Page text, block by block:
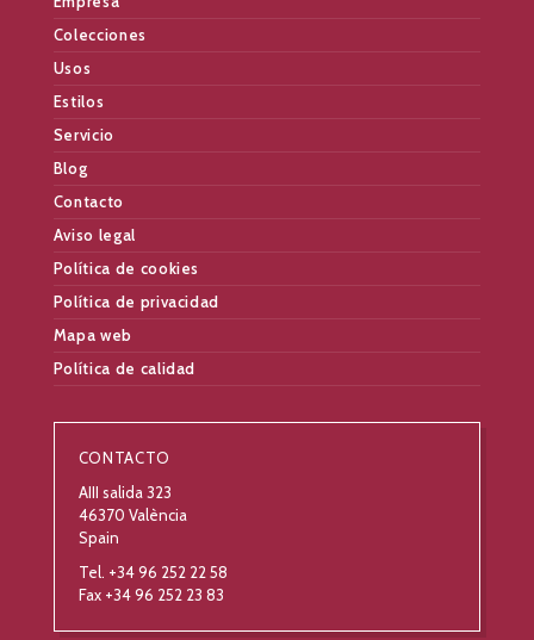
Colecciones
Usos
Estilos
Servicio
Blog
Contacto
Aviso legal
Política de cookies
Política de privacidad
Mapa web
Política de calidad
CONTACTO
AIII salida 323
46370 València
Spain
Tel. +34 96 252 22 58
Fax +34 96 252 23 83